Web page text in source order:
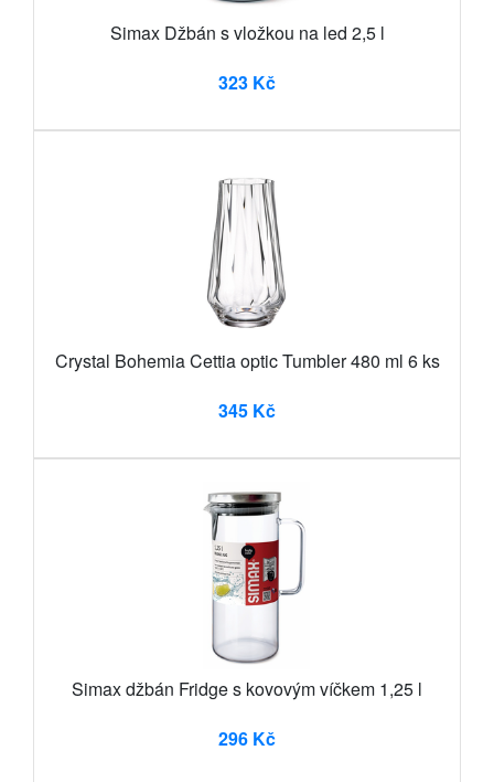
Simax Džbán s vložkou na led 2,5 l
323 Kč
Crystal Bohemia Cettia optic Tumbler 480 ml 6 ks
345 Kč
Simax džbán Fridge s kovovým víčkem 1,25 l
296 Kč